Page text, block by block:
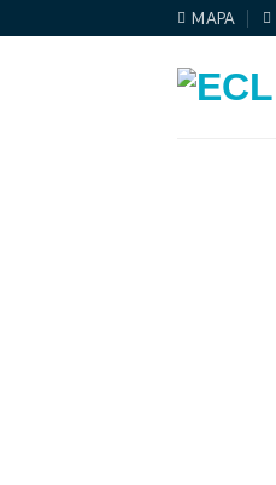
to
MAPA